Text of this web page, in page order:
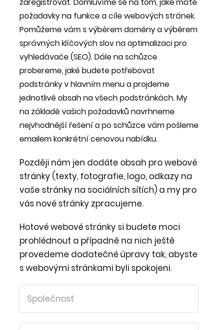
zaregistrovat. Domluvíme se na tom, jaké máte
požadavky na funkce a cíle webových stránek.
Pomůžeme vám s výběrem domény a výběrem
správných klíčových slov na optimalizaci pro
vyhledávače (SEO). Dále na schůzce
probereme, jaké budete potřebovat
podstránky v hlavním menu a projdeme
jednotlivě obsah na všech podstránkách. My
na základě vašich požadavků navrhneme
nejvhodnější řešení a po schůzce vám pošleme
emailem konkrétní cenovou nabídku.
Později nám jen dodáte obsah pro webové
stránky (texty, fotografie, logo, odkazy na
vaše stránky na sociálních sítích) a my pro
vás nové stránky zpracujeme.
Hotové webové stránky si budete moci
prohlédnout a případně na nich ještě
provedeme dodatečné úpravy tak, abyste
s webovými stránkami byli spokojeni.